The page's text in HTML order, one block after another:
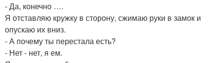
- Да, конечно ….
Я отставляю кружку в сторону, сжимаю руки в замок и
опускаю их вниз.
- А почему ты перестала есть?
- Нет - нет, я ем.